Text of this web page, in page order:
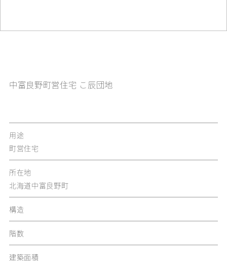
中富良野町営住宅 こ辰団地
用途
町営住宅
所在地
北海道中富良野町
構造
階数
建築面積